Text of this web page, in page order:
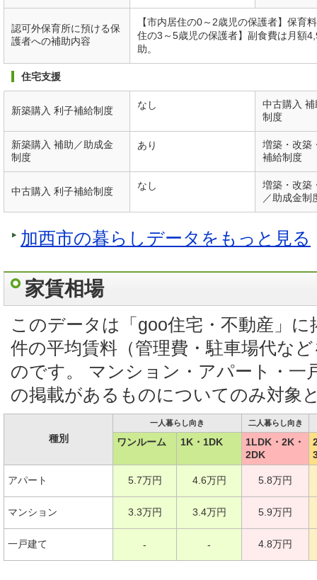
認可外保育所に預ける保
護者への補助内容
【市内居住の0～2歳児の保護者】保育
住の3～5歳児の保護者】副食費は月額
助。
住宅支援
新築購入 利子補給制度 なし
中古購入
制度
新築購入 補助／助成金
制度
あり
増築・改築
補給制度
中古購入 利子補給制度 なし
増築・改築
／助成金制
加西市の暮らしデータをもっと見る
家賃相場
このデータは「goo住宅・不動産」
件の平均賃料（管理費・駐車場代な
のです。 マンション・アパート・一
の掲載があるものについてのみ対象
種別
一人暮らし向き 二人暮らし向き
ワンルーム 1K・1DK
1LDK・2K・
2DK
アパート 5.7万円 4.6万円 5.8万円
マンション 3.3万円 3.4万円 5.9万円
一戸建て - - 4.8万円